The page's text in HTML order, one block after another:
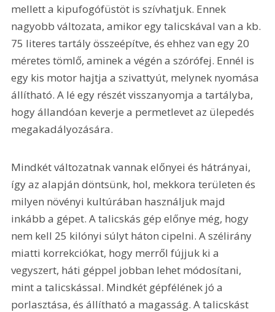
mellett a kipufogófüstöt is szívhatjuk. Ennek
nagyobb változata, amikor egy talicskával van a kb.
75 literes tartály összeépítve, és ehhez van egy 20
méretes tömlő, aminek a végén a szórófej. Ennél is
egy kis motor hajtja a szivattyút, melynek nyomása
állítható. A lé egy részét visszanyomja a tartályba,
hogy állandóan keverje a permetlevet az ülepedés
megakadályozására.
Mindkét változatnak vannak előnyei és hátrányai,
így az alapján döntsünk, hol, mekkora területen és
milyen növényi kultúrában használjuk majd
inkább a gépet. A talicskás gép előnye még, hogy
nem kell 25 kilónyi súlyt háton cipelni. A szélirány
miatti korrekciókat, hogy merről fújjuk ki a
vegyszert, háti géppel jobban lehet módosítani,
mint a talicskással. Mindkét gépfélének jó a
porlasztása, és állítható a magasság. A talicskást